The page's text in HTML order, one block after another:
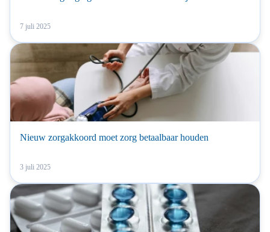
7 juli 2025
Nieuw zorgakkoord moet zorg betaalbaar houden
3 juli 2025